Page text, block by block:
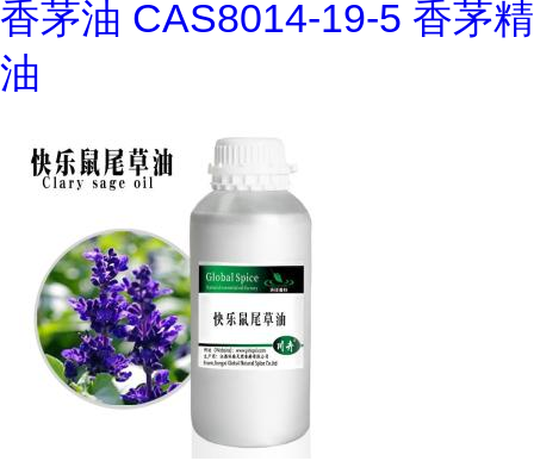
香茅油 CAS8014-19-5 香茅精
油